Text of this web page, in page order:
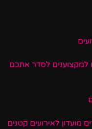
למקצוענים לסדר אתכם